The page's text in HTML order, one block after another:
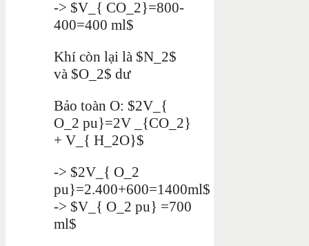
-> $V_{ CO_2}=800-
400=400 ml$
Khí còn lại là $N_2$
và $O_2$ dư
Bảo toàn O: $2V_{
O_2 pu}=2V _{CO_2}
+ V_{ H_2O}$
-> $2V_{ O_2
pu}=2.400+600=1400ml$
-> $V_{ O_2 pu} =700
ml$